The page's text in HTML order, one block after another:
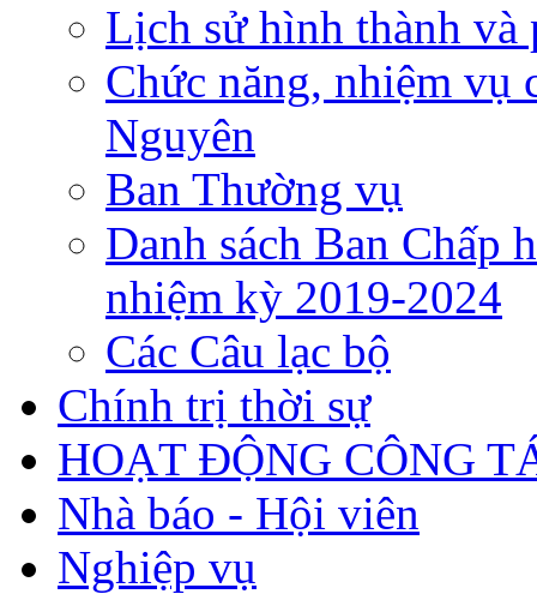
Lịch sử hình thành và
Chức năng, nhiệm vụ
Nguyên
Ban Thường vụ
Danh sách Ban Chấp
nhiệm kỳ 2019-2024
Các Câu lạc bộ
Chính trị thời sự
HOẠT ĐỘNG CÔNG
Nhà báo - Hội viên
Nghiệp vụ